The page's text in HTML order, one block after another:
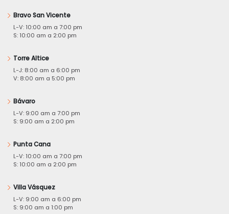
Bravo San Vicente
L-V: 10:00 am a 7:00 pm
S: 10:00 am a 2:00 pm
Torre Altice
L-J: 8:00 am a 6:00 pm
V: 8:00 am a 5:00 pm
Bávaro
L-V: 9:00 am a 7:00 pm
S: 9:00 am a 2:00 pm
Punta Cana
L-V: 10:00 am a 7:00 pm
S: 10:00 am a 2:00 pm
Villa Vásquez
L-V: 9:00 am a 6:00 pm
S: 9:00 am a 1:00 pm